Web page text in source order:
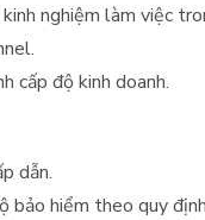
nghiệm làm việc
cấp độ kinh doanh.
dẫn.
bảo hiểm theo quy